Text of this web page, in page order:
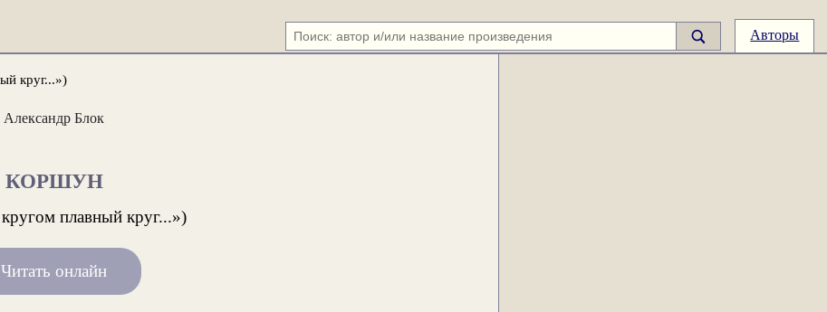
Авторы
круг...»)
Александр Блок
КОРШУН
плавный круг...»)
Читать онлайн